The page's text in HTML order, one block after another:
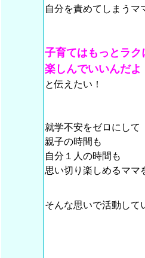
自分を責めてしまうマ
子育てはもっとラク
楽しんでいいんだよ
と伝えたい！
就学不安をゼロにして
親子の時間も
自分１人の時間も
思い切り楽しめるママ
そんな思いで活動して